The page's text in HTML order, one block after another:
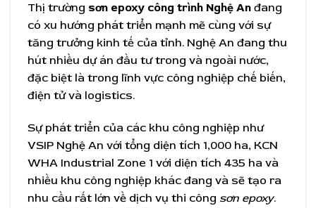
Thị trường sơn epoxy công trình Nghệ An đang
có xu hướng phát triển mạnh mẽ cùng với sự
tăng trưởng kinh tế của tỉnh. Nghệ An đang thu
hút nhiều dự án đầu tư trong và ngoài nước,
đặc biệt là trong lĩnh vực công nghiệp chế biến,
điện tử và logistics.
Sự phát triển của các khu công nghiệp như
VSIP Nghệ An với tổng diện tích 1,000 ha, KCN
WHA Industrial Zone 1 với diện tích 435 ha và
nhiều khu công nghiệp khác đang và sẽ tạo ra
nhu cầu rất lớn về dịch vụ thi công sơn epoxy.